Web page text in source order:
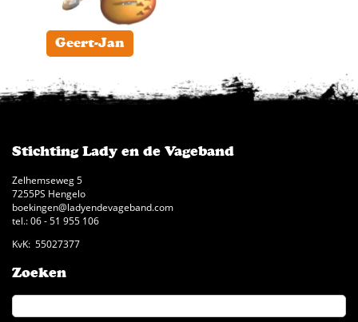
Geert-Jan
Stichting Lady en de Vageband
Zelhemseweg 5
7255PS Hengelo
boekingen@ladyendevageband.com
tel.: 06 - 51 955 106
KvK: 55027377
Zoeken